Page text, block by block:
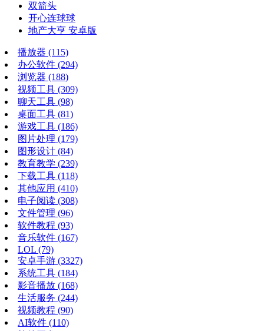
双箭头
开心连球球
地产大亨 安卓版
播放器 (115)
办公软件 (294)
浏览器 (188)
视频工具 (309)
聊天工具 (98)
桌面工具 (81)
游戏工具 (186)
图片处理 (179)
图形设计 (84)
教育教学 (239)
下载工具 (118)
其他应用 (410)
电子阅读 (308)
文件管理 (96)
软件教程 (93)
音乐软件 (167)
LOL (79)
安卓手游 (3327)
系统工具 (184)
影音播放 (168)
生活服务 (244)
视频教程 (90)
AI软件 (110)